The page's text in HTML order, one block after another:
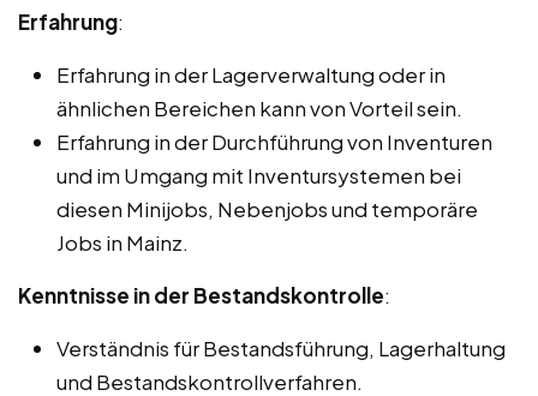
Erfahrung:
Erfahrung in der Lagerverwaltung oder in
ähnlichen Bereichen kann von Vorteil sein.
Erfahrung in der Durchführung von Inventuren
und im Umgang mit Inventursystemen bei
diesen Minijobs, Nebenjobs und temporäre
Jobs in Mainz.
Kenntnisse in der Bestandskontrolle:
Verständnis für Bestandsführung, Lagerhaltung
und Bestandskontrollverfahren.